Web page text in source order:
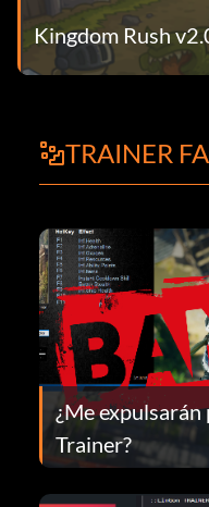
Kingdom Rush
TRAINER
¿Me
Trainer?